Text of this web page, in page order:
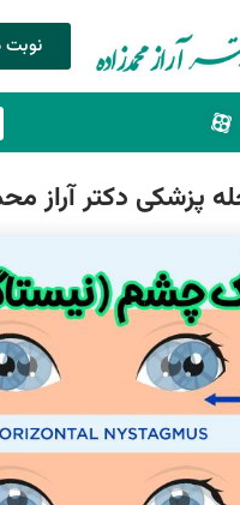
نوبت
پزشکی دکتر آراز